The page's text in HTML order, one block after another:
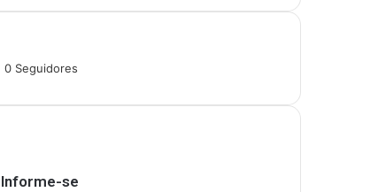
0 Seguidores
Informe-se